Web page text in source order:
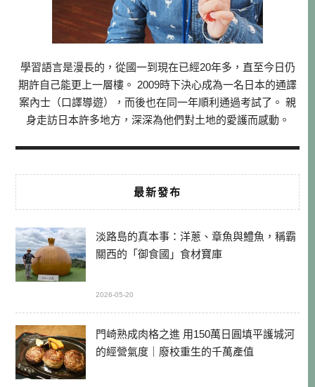
學習語言是漫長的，從國一到現在已經20年多，直至今日仍
期許自己能更上一層樓。 2009時下決心成為一名日本的通譯
案內士（口譯導遊），而後也在同一年順利通過考試了。 親
身走訪日本許多地方，深深為他們對土地的愛護而感動。
最新發布
淡路島的真本事：洋蔥、章魚與鱧魚，稱霸
關西的「御食國」食材寶庫
2026-05-20
門崎熟成肉格之進 用150萬日圓填平護城河
的經營氣度｜廢校重生的千萬產值